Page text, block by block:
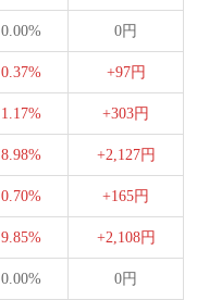
0.00% 0円
0.37% +97円
1.17% +303円
8.98% +2,127円
0.70% +165円
9.85% +2,108円
0.00% 0円